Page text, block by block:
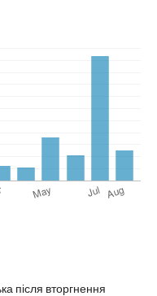
після вторгнення